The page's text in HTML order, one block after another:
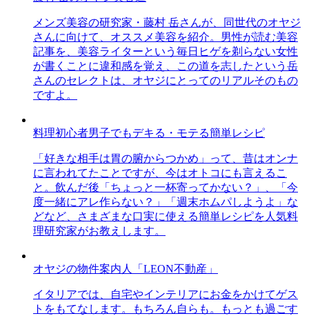
メンズ美容の研究家・藤村 岳さんが、同世代のオヤジ
さんに向けて、オススメ美容を紹介。男性が読む美容
記事を、美容ライターという毎日ヒゲを剃らない女性
が書くことに違和感を覚え、この道を志したという岳
さんのセレクトは、オヤジにとってのリアルそのもの
ですよ。
料理初心者男子でもデキる・モテる簡単レシピ
「好きな相手は胃の腑からつかめ」って、昔はオンナ
に言われてたことですが、今はオトコにも言えるこ
と。飲んだ後「ちょっと一杯寄ってかない？」、「今
度一緒にアレ作らない？」「週末ホムパしようよ」な
どなど、さまざまな口実に使える簡単レシピを人気料
理研究家がお教えします。
オヤジの物件案内人「LEON不動産」
イタリアでは、自宅やインテリアにお金をかけてゲス
トをもてなします。もちろん自らも。もっとも過ごす